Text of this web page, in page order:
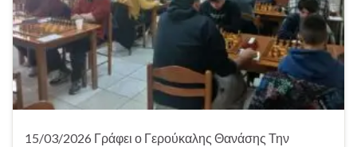
15/03/2026 Γράφει ο Γερούκαλης Θανάσης Την